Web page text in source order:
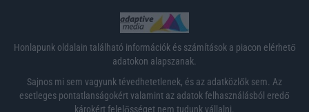
Honlapunk oldalain található információk és számítások a piacon elérhető
adatokon alapszanak.
Sajnos mi sem vagyunk tévedhetetlenek, és az adatközlők sem. Az
esetleges pontatlanságokért valamint az adatok felhasználásból eredő
károkért felelősséget nem tudunk vállalni.